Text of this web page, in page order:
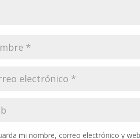
mi nombre, correo electrónico y